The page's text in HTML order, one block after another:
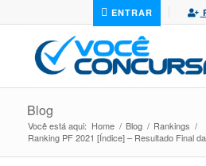
ENTRAR
Blog
Você está aqui: Home / Blog / Rankings /
Ranking PF 2021 [Índice] – Resultado Final